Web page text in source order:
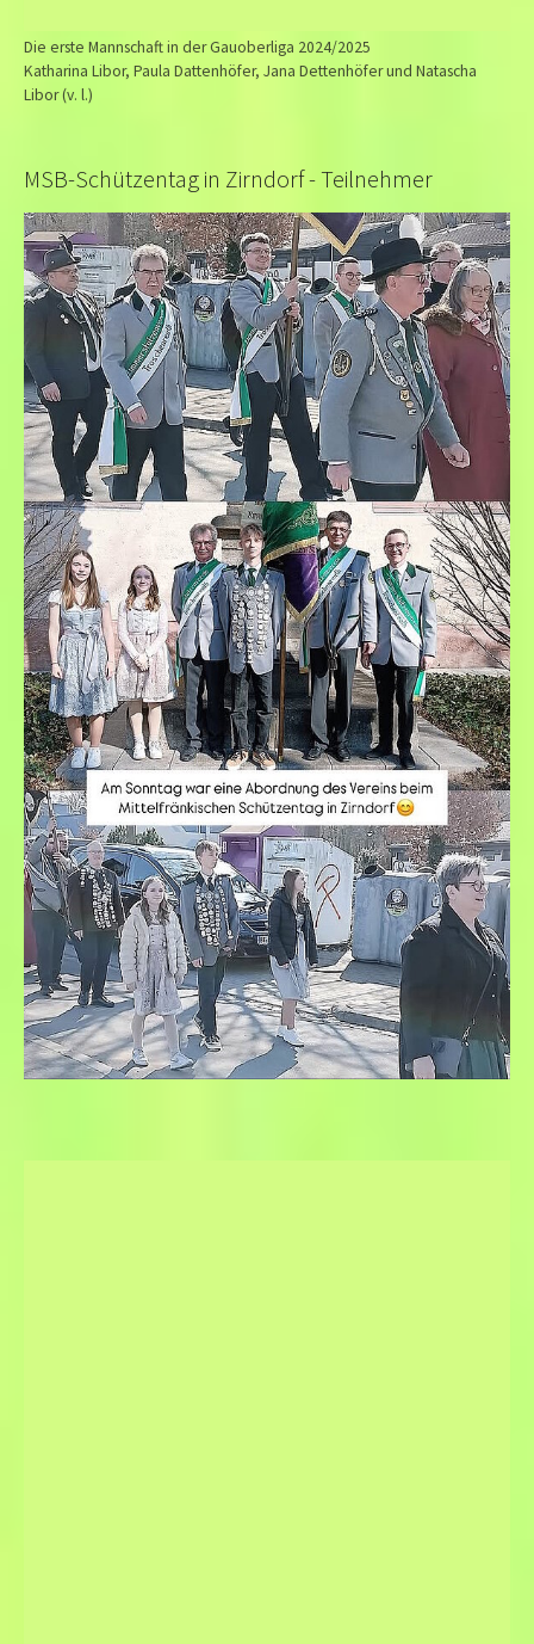
Die erste Mannschaft in der Gauoberliga 2024/2025
Katharina Libor, Paula Dattenhöfer, Jana Dettenhöfer und Natascha
Libor (v. l.)
MSB-Schützentag in Zirndorf - Teilnehmer